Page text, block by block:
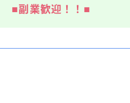
■副業歓迎！！■